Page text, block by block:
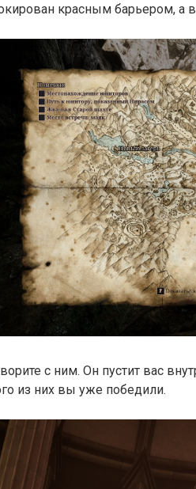
красным барьером, а
с ним. Он пустит вас
из них вы уже победили.